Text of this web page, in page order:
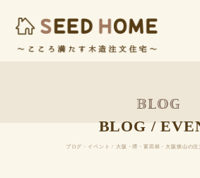
BLOG /
ブログ・イベント / 大阪・堺・富田林・大阪狭山の